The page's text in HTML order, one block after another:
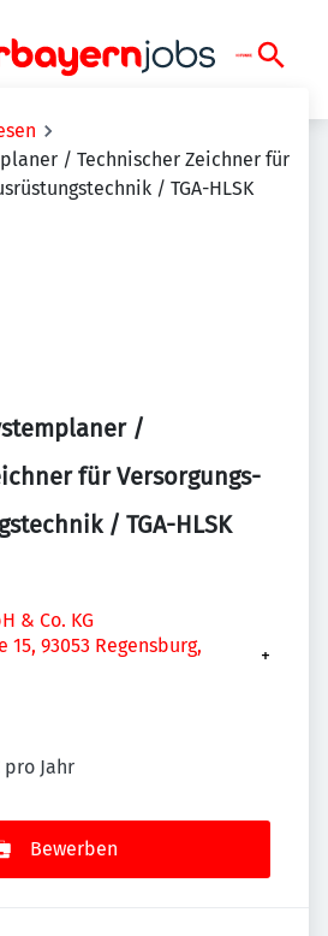
/ Technischer Zeichner für
/ TGA-HLSK
/
für Versorgungs-
/ TGA-HLSK
& Co. KG
15, 93053 Regensburg,
+
pro Jahr
Bewerben